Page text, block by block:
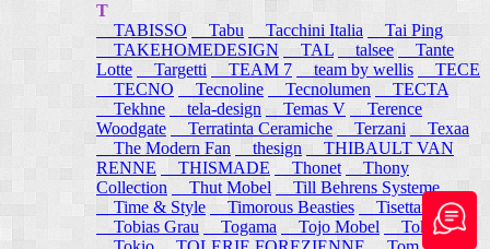
T
TABISSO
Tabu Tacchini Italia
Tai Ping
TAKEHOMEDESIGN
TAL talsee
Tante
Lotte
Targetti TEAM 7 team by wellis
TECE
TECNO
Tecnoline Tecnolumen
TECTA
Tekhne
tela-design Temas V
Terence
Woodgate
Terratinta Ceramiche Terzani
Texaa
The Modern Fan
thesign
THIBAULT VAN
RENNE
THISMADE Thonet
Thony
Collection
Thut Mobel
Till Behrens Systeme
Time & Style
Timorous Beasties
Tisettanta
Tobias Grau
Togama Tojo Mobel
Token